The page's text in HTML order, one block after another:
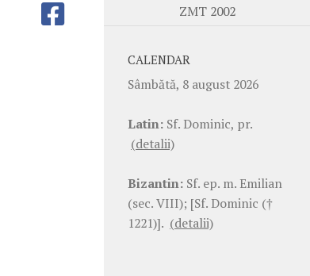
ZMT 2002
CALENDAR
Sâmbătă, 8 august 2026
Latin: Sf. Dominic, pr.
(detalii)
Bizantin: Sf. ep. m. Emilian
(sec. VIII); [Sf. Dominic (†
1221)]. (detalii)